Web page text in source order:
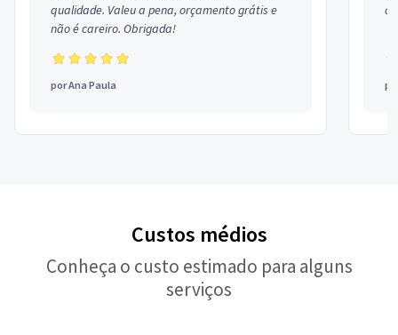
qualidade. Valeu a pena, orçamento grátis e
não é careiro. Obrigada!
porAna Paula
Custos médios
Conheça o custo estimado para alguns
serviços